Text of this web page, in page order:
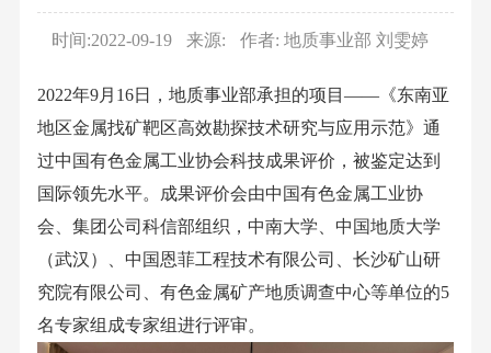
董
事
司
科
动
态
业
务
单
位
动
态
色
金
属
桂
林
矿
产
地
质
台
述
重
要
平
台
展
示
荣
育
国
企
改
革
学
习
贯
化
活
文
化
事
设
概
况
人
才
招
聘
法
人
馈
时间:2022-09-19 来源: 作者: 地质事业部 刘雯婷
2022年9月16日，地质事业部承担的项目——《东南亚
地区金属找矿靶区高效勘探技术研究与应用示范》通
过中国有色金属工业协会科技成果评价，被鉴定达到
国际领先水平。成果评价会由中国有色金属工业协
会、集团公司科信部组织，中南大学、中国地质大学
（武汉）、中国恩菲工程技术有限公司、长沙矿山研
究院有限公司、有色金属矿产地质调查中心等单位的5
名专家组成专家组进行评审。